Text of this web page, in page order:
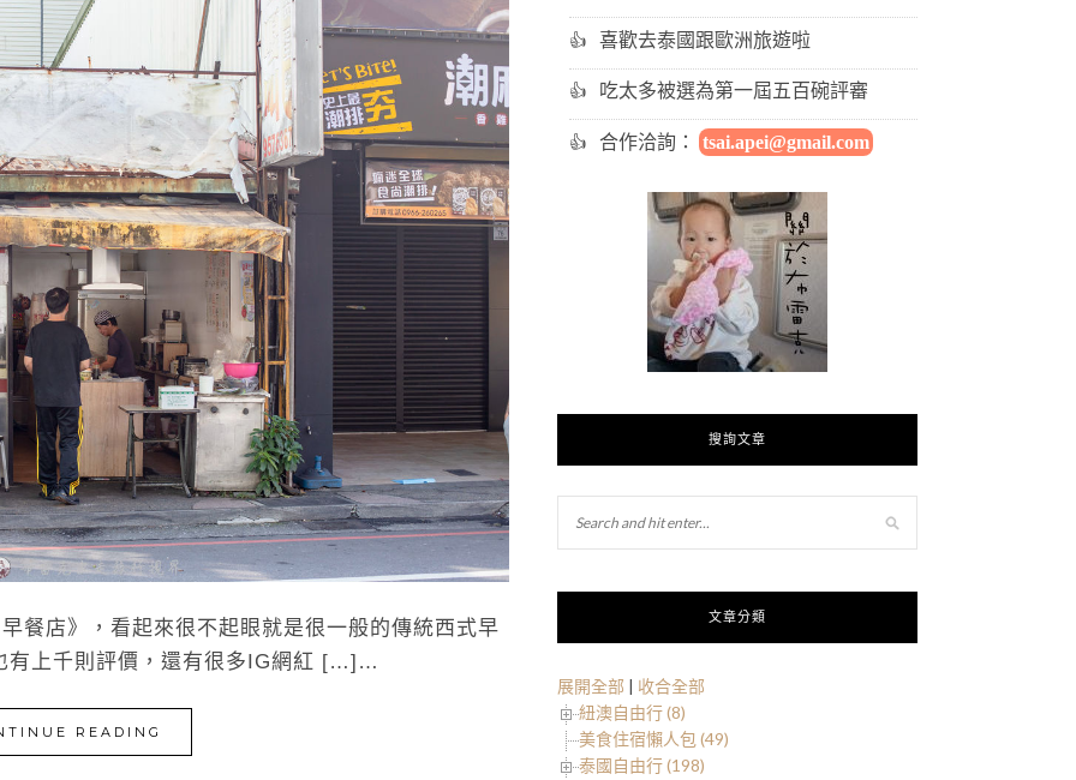
餐店》，看起來很不起眼就是很一般的傳統西式早
有上千則評價，還有很多IG網紅 […]…
READING
喜歡去泰國跟歐洲旅遊啦
吃太多被選為第一屆五百碗評審
合作洽詢： tsai.apei@gmail.com
搜詢文章
文章分類
展開全部 | 收合全部
紐澳自由行 (8)
美食住宿懶人包 (49)
泰國自由行 (198)